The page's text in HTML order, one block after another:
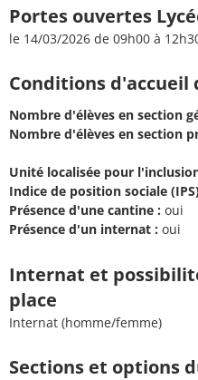
Portes ouvertes
le 14/03/2026 de 09h00 à
Conditions
Nombre d'élèves en section
Nombre d'élèves en section
Unité localisée pour
Indice de position sociale
Présence d'une cantine : oui
Présence d'un internat : oui
Internat et
place
Internat (homme/femme)
Sections et options